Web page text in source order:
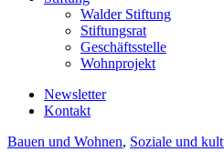
Walder Stiftung
Stiftungsrat
Geschäftsstelle
Wohnprojekt
Newsletter
Kontakt
Bauen und Wohnen, Soziale und